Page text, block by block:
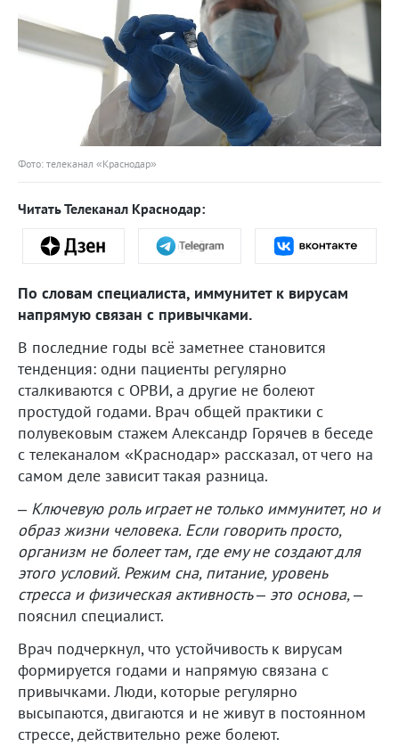
Фото: телеканал «Краснодар»
Читать Телеканал Краснодар:
По словам специалиста, иммунитет к вирусам
напрямую связан с привычками.
В последние годы всё заметнее становится
тенденция: одни пациенты регулярно
сталкиваются с ОРВИ, а другие не болеют
простудой годами. Врач общей практики с
полувековым стажем Александр Горячев в беседе
с телеканалом «Краснодар» рассказал, от чего на
самом деле зависит такая разница.
– Ключевую роль играет не только иммунитет, но и
образ жизни человека. Если говорить просто,
организм не болеет там, где ему не создают для
этого условий. Режим сна, питание, уровень
стресса и физическая активность – это основа,–
пояснил специалист.
Врач подчеркнул, что устойчивость к вирусам
формируется годами и напрямую связана с
привычками. Люди, которые регулярно
высыпаются, двигаются и не живут в постоянном
стрессе, действительно реже болеют.